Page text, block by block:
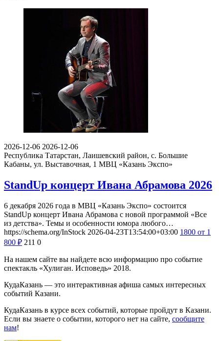
2026-12-06 2026-12-06
Республика Татарстан, Лаишевский район, с. Большие
Кабаны, ул. Выставочная, 1 МВЦ «Казань Экспо»
StandUp концерт Ивана Абрамова 2026
6 декабря 2026 года в МВЦ «Казань Экспо» состоится
StandUp концерт Ивана Абрамова с новой программой «Все
из детства». Темы и особенности юмора любого…
https://schema.org/InStock 2026-04-23T13:54:00+03:00 1800 от 1
800 ₽ 211 0
На нашем сайте вы найдете всю информацию про событие
спектакль «Хулиган. Исповедь» 2018.
КудаКазань — это интерактивная афиша самых интересных
событий Казани.
КудаКазань в курсе всех событий, которые пройдут в Казани.
Если вы знаете о событии, которого нет на сайте, сообщите
нам!